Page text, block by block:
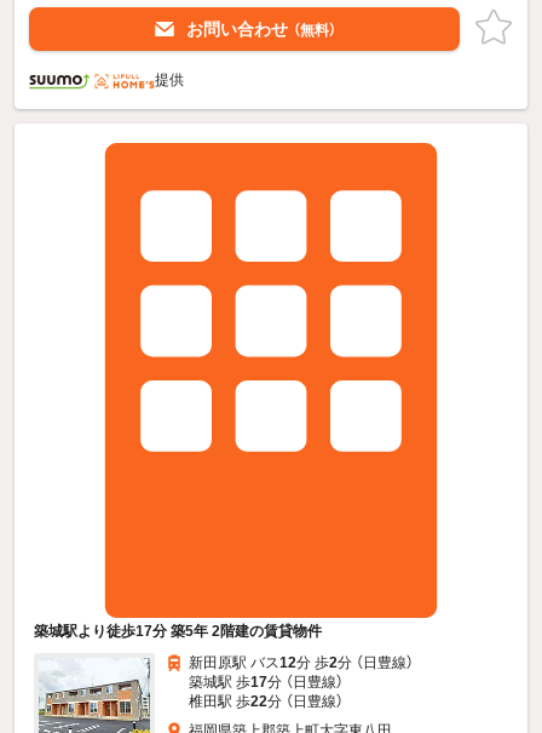
お問い合わせ （無料）
提供
築城駅より徒歩17分 築5年 2階建の賃貸物件
新田原駅 バス12分 歩2分 （日豊線）
築城駅 歩17分 （日豊線）
椎田駅 歩22分 （日豊線）